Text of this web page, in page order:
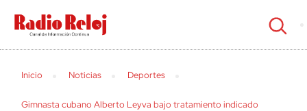
cerrar
Inicio Noticias Deportes
Gimnasta cubano Alberto Leyva bajo tratamiento indicado